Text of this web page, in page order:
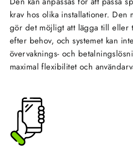
krav hos olika installationer. Den
gör det möjligt att lägga till eller
efter behov, och systemet kan
övervaknings- och
maximal flexibilitet och